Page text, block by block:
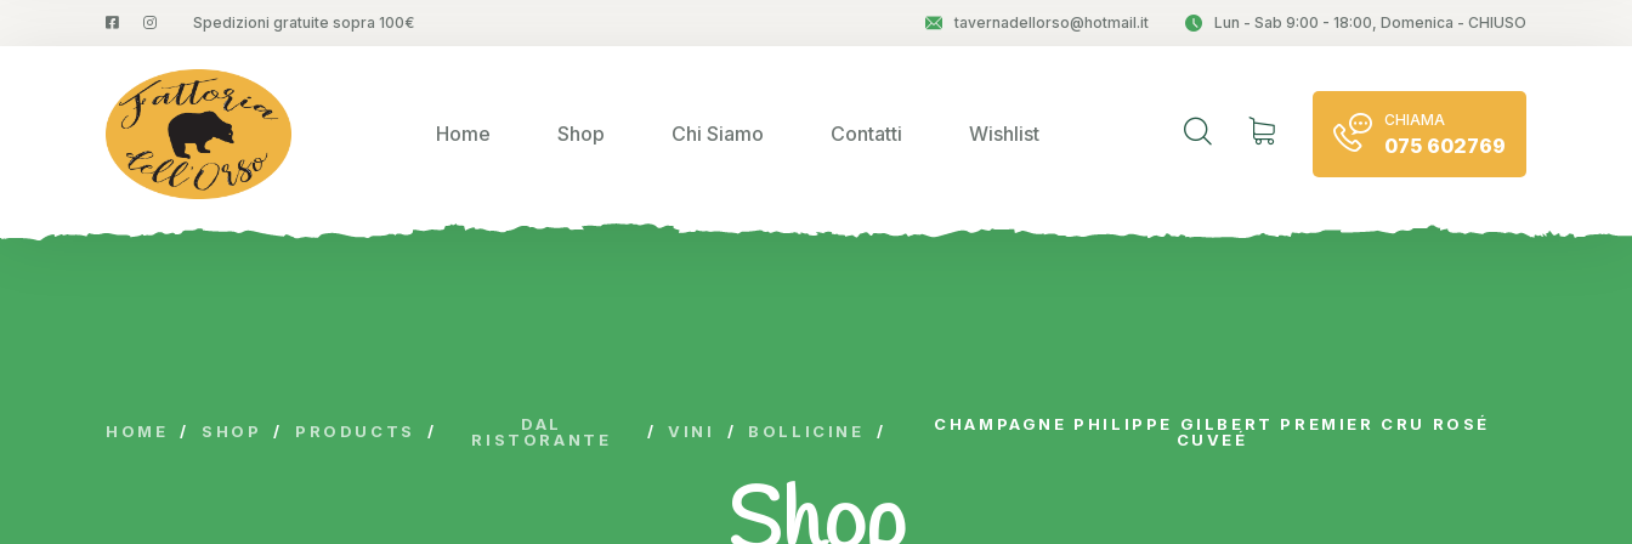
Spedizioni gratuite sopra 100€ tavernadellorso@hotmail.it Lun - Sab 9:00 - 18:00, Domenica - CHIUSO
Home Shop Chi Siamo Contatti Wishlist
CHIAMA
075 602769
HOME / SHOP / PRODUCTS /
DAL
RISTORANTE
/ VINI / BOLLICINE /
CHAMPAGNE PHILIPPE GILBERT PREMIER CRU ROSÉ
CUVEÉ